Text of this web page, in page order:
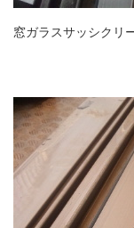
窓ガラスサッシク